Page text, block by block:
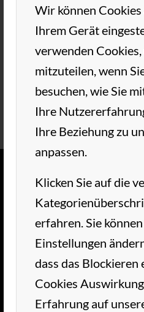
Wir können
Ihrem Gerät
verwenden Cookies,
mitzuteilen, wenn
besuchen, wie Sie
Ihre
Ihre Beziehung zu
anpassen.
Klicken Sie auf die
erfahren. Sie
Einstellungen
dass das
Cookies
Erfahrung auf
uns schon auf den
19. FEBRUAR 2026
/
TC AUE WEDEL
Herzlich Willkommen
Unsere schöne
Herzen von Wedel.
Besuch!